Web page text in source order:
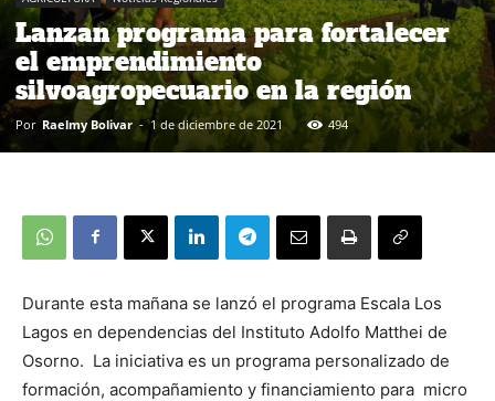
Lanzan programa para fortalecer
el emprendimiento
silvoagropecuario en la región
Por Raelmy Bolivar - 1 de diciembre de 2021 494
Durante esta mañana se lanzó el programa Escala Los
Lagos en dependencias del Instituto Adolfo Matthei de
Osorno. La iniciativa es un programa personalizado de
formación, acompañamiento y financiamiento para micro